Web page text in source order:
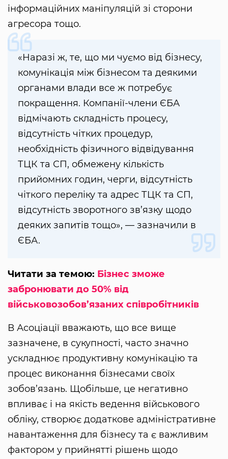
інформаційних маніпуляцій зі сторони
агресора тощо.
«Наразі ж, те, що ми чуємо від бізнесу,
комунікація між бізнесом та деякими
органами влади все ж потребує
покращення. Компанії-члени ЄБА
відмічають складність процесу,
відсутність чітких процедур,
необхідність фізичного відвідування
ТЦК та СП, обмежену кількість
прийомних годин, черги, відсутність
чіткого переліку та адрес ТЦК та СП,
відсутність зворотного зв’язку щодо
деяких запитів тощо», — зазначили в
ЄБА.
Читати за темою: Бізнес зможе
забронювати до 50% від
військовозобов’язаних співробітників
В Асоціації вважають, що все вище
зазначене, в сукупності, часто значно
ускладнює продуктивну комунікацію та
процес виконання бізнесами своїх
зобов’язань. Щобільше, це негативно
впливає і на якість ведення військового
обліку, створює додаткове адміністративне
навантаження для бізнесу та є важливим
фактором у прийнятті рішень щодо